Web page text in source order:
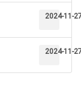
2024-11-
2024-11-